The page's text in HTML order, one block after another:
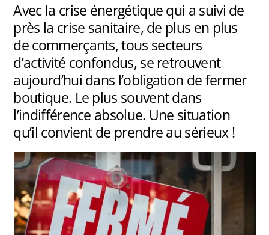
Avec la crise énergétique qui a suivi de
près la crise sanitaire, de plus en plus
de commerçants, tous secteurs
d’activité confondus, se retrouvent
aujourd’hui dans l’obligation de fermer
boutique. Le plus souvent dans
l’indifférence absolue. Une situation
qu’il convient de prendre au sérieux !